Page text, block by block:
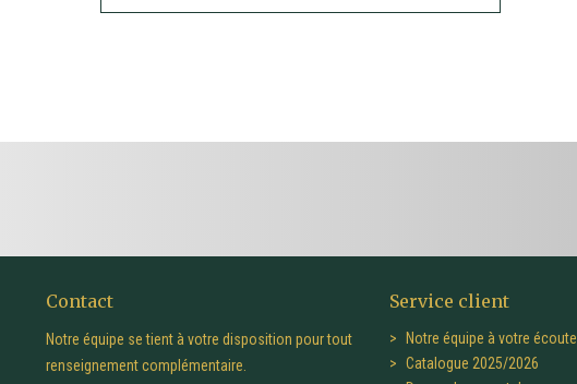
Contact
Notre équipe se tient à votre disposition pour tout
renseignement complémentaire.
Service client
Notre équipe à votre écoute
Catalogue 2025/2026